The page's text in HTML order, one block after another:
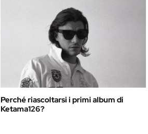
Perché riascoltarsi i primi album di
Ketama126?